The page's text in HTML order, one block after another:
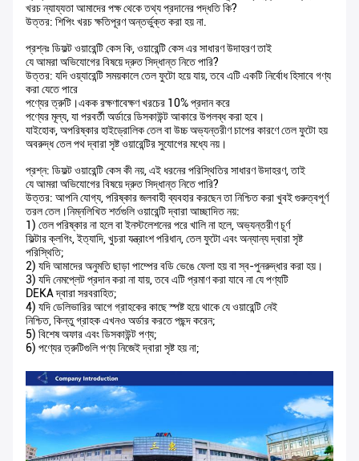
খরচ ন্যায্যতা আমাদের পক্ষ থেকে তথ্য প্রদানের পদ্ধতি কি?
উত্তর: শিপিং খরচ ক্ষতিপূরণ অন্তর্ভুক্ত করা হয় না.
প্রশ্নঃ ডিফল্ট ওয়ারেন্টি কেস কি, ওয়ারেন্টি কেস এর সাধারণ উদাহরণ তাই
যে আমরা অভিযোগের বিষয়ে দ্রুত সিদ্ধান্ত নিতে পারি?
উত্তর: যদি ওয়্যারেন্টি সময়কালে তেল ফুটো হয়ে যায়, তবে এটি একটি নির্বোধ হিসাবে গণ্য
করা যেতে পারে
পণ্যের ত্রুটি।একক রক্ষণাবেক্ষণ খরচের 10% প্রদান করে
পণ্যের মূল্য, যা পরবর্তী অর্ডারে ডিসকাউন্ট আকারে উপলব্ধ করা হবে।
যাইহোক, অপরিষ্কার হাইড্রোলিক তেল বা উচ্চ অভ্যন্তরীণ চাপের কারণে তেল ফুটো হয়
অবরুদ্ধ তেল পথ দ্বারা সৃষ্ট ওয়ারেন্টির সুযোগের মধ্যে নয়।
প্রশ্ন: ডিফল্ট ওয়ারেন্টি কেস কী নয়, এই ধরনের পরিস্থিতির সাধারণ উদাহরণ, তাই
যে আমরা অভিযোগের বিষয়ে দ্রুত সিদ্ধান্ত নিতে পারি?
উত্তর: আপনি যোগ্য, পরিষ্কার জলবাহী ব্যবহার করছেন তা নিশ্চিত করা খুবই গুরুত্বপূর্ণ
তরল তেল।নিম্নলিখিত শর্তগুলি ওয়ারেন্টি দ্বারা আচ্ছাদিত নয়:
1) তেল পরিষ্কার না হলে বা ইনস্টলেশনের পরে খালি না হলে, অভ্যন্তরীণ চূর্ণ
ফিল্টার ক্লগিং, ইত্যাদি, খুচরা যন্ত্রাংশ পরিধান, তেল ফুটো এবং অন্যান্য দ্বারা সৃষ্ট
পরিস্থিতি;
2) যদি আমাদের অনুমতি ছাড়া পাম্পের বডি ভেঙে ফেলা হয় বা স্ব-পুনরুদ্ধার করা হয়।
3) যদি নেমপ্লেট প্রদান করা না যায়, তবে এটি প্রমাণ করা যাবে না যে পণ্যটি
DEKA দ্বারা সরবরাহিত;
4) যদি ডেলিভারির আগে গ্রাহকের কাছে স্পষ্ট হয়ে থাকে যে ওয়ারেন্টি নেই
নিশ্চিত, কিন্তু গ্রাহক এখনও অর্ডার করতে পছন্দ করেন;
5) বিশেষ অফার এবং ডিসকাউন্ট পণ্য;
6) পণ্যের ত্রুটিগুলি পণ্য নিজেই দ্বারা সৃষ্ট হয় না;